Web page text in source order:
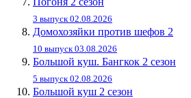
3 выпуск 02.08.2026
Домохозяйки против шефов 2
10 выпуск 03.08.2026
Большой куш. Бангкок 2 сезон
5 выпуск 02.08.2026
Большой куш 2 сезон